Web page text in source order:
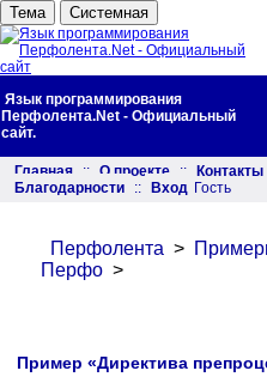
Тема Системная
Язык программирования
Перфолента.Net - Официальный
сайт.
Главная :: О проекте :: Контакты
Благодарности
:: Вход Гость
Перфолента >
Перфо >
Пример «Директива